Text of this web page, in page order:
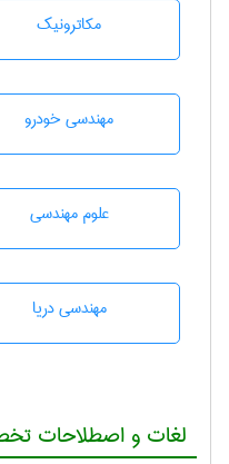
مکاترونیک
مهندسی خودرو
علوم مهندسی
مهندسی دریا
لغات و اصطلاحات